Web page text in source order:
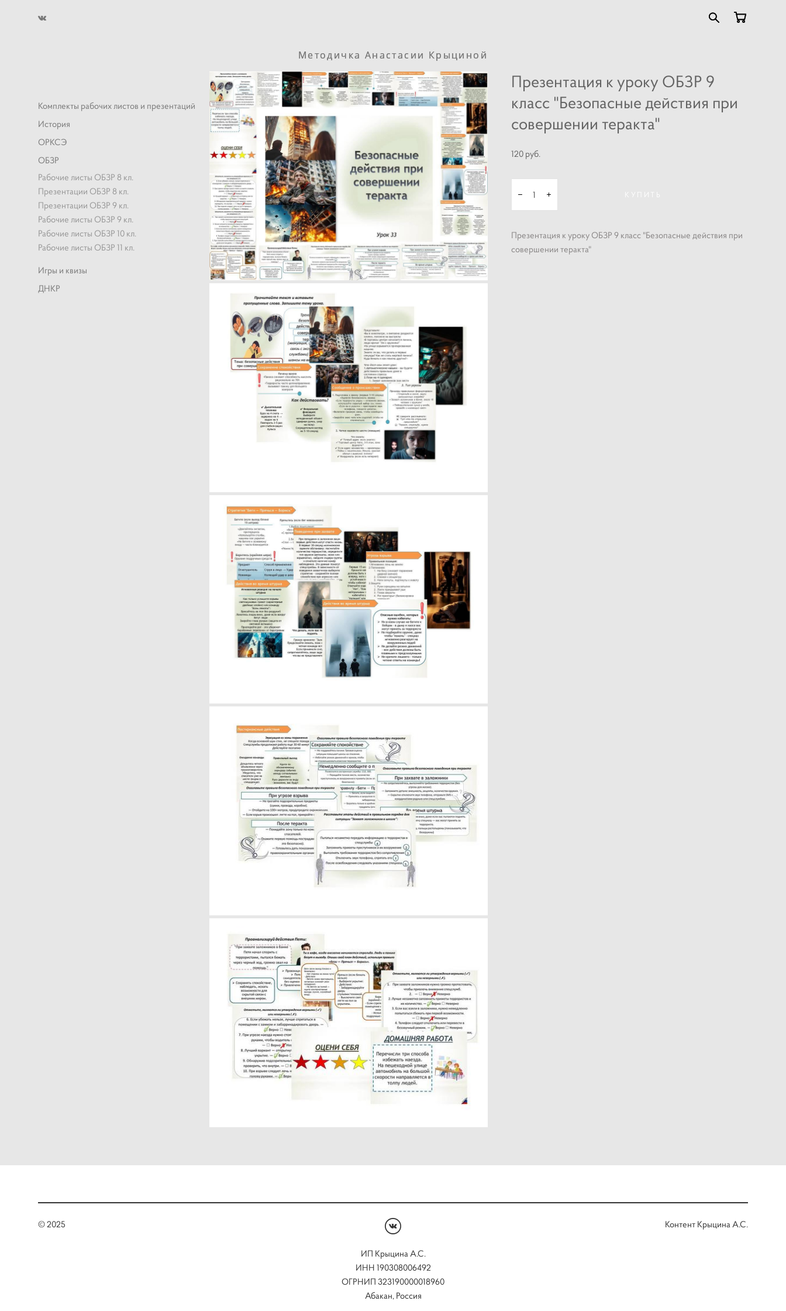
Методичка Анастасии Крыциной
Методичка Анастасии Крыциной
Комплекты рабочих листов и презентаций
История
ОРКСЭ
ОБЗР
Рабочие листы ОБЗР 8 кл.
Презентации ОБЗР 8 кл.
Презентации ОБЗР 9 кл.
Рабочие листы ОБЗР 9 кл.
Рабочие листы ОБЗР 10 кл.
Рабочие листы ОБЗР 11 кл.
Игры и квизы
ДНКР
Презентация к уроку ОБЗР 9
класс "Безопасные действия при
совершении теракта"
120 pуб.
КУПИТЬ
Презентация к уроку ОБЗР 9 класс "Безопасные действия при
совершении теракта"
© 2025 Контент Крыцина А.С.
ИП Крыцина А.С.
ИНН 190308006492
ОГРНИП 323190000018960
Абакан, Россия